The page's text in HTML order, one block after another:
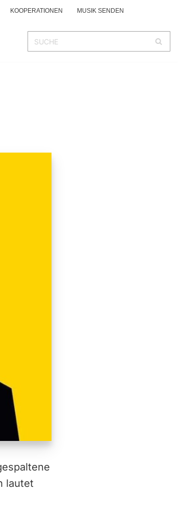
KOOPERATIONEN MUSIK SENDEN
lautet